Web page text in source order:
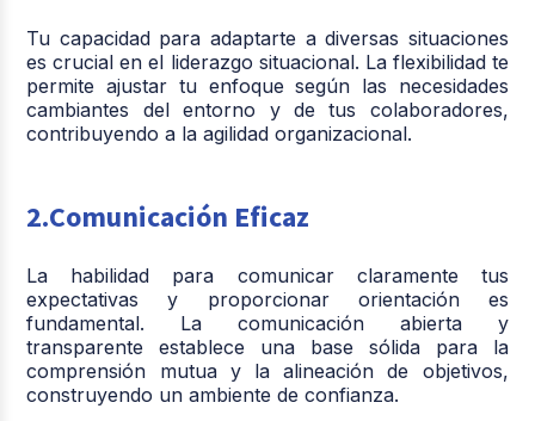
Tu capacidad para adaptarte a diversas situaciones
es crucial en el liderazgo situacional. La flexibilidad te
permite ajustar tu enfoque según las necesidades
cambiantes del entorno y de tus colaboradores,
contribuyendo a la agilidad organizacional.
2.Comunicación Eficaz
La habilidad para comunicar claramente tus
expectativas y proporcionar orientación es
fundamental. La comunicación abierta y
transparente establece una base sólida para la
comprensión mutua y la alineación de objetivos,
construyendo un ambiente de confianza.